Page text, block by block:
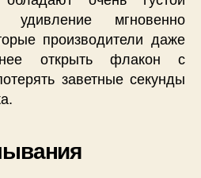
мгновенно
производители даже
открыть флакон с
заветные секунды